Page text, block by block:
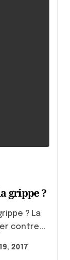
grippe ?
contre...
2017